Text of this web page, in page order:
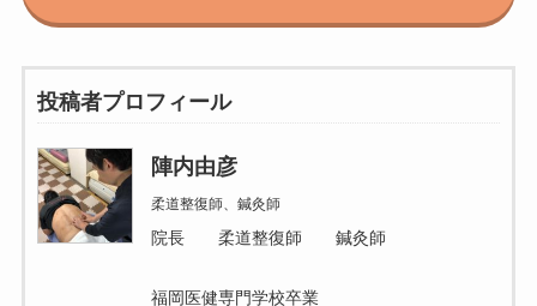
投稿者プロフィール
陣内由彦
柔道整復師、鍼灸師
院長 柔道整復師 鍼灸師
福岡医健専門学校卒業